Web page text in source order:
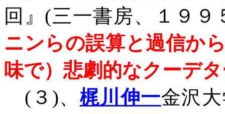
回』 (三一書房、１９９
ニンらの誤算と過信か
味で）悲劇的なクーデ
( ３ )、 梶川伸一金沢